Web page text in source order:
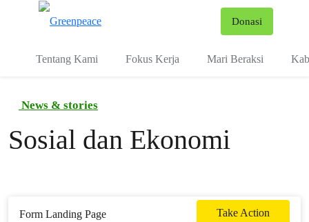
Donasi
Tentang Kami Fokus Kerja Mari Beraksi
News & stories
Sosial dan Ekonomi
Form Landing Page Take Action